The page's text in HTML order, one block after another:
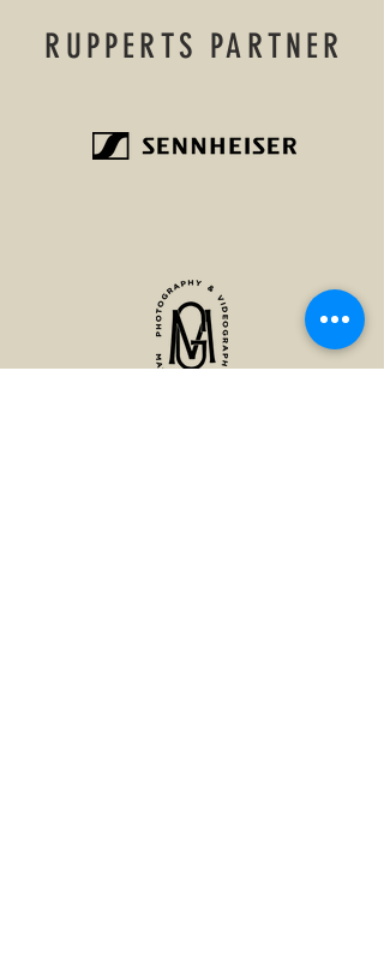
RUPPERTS PARTNER